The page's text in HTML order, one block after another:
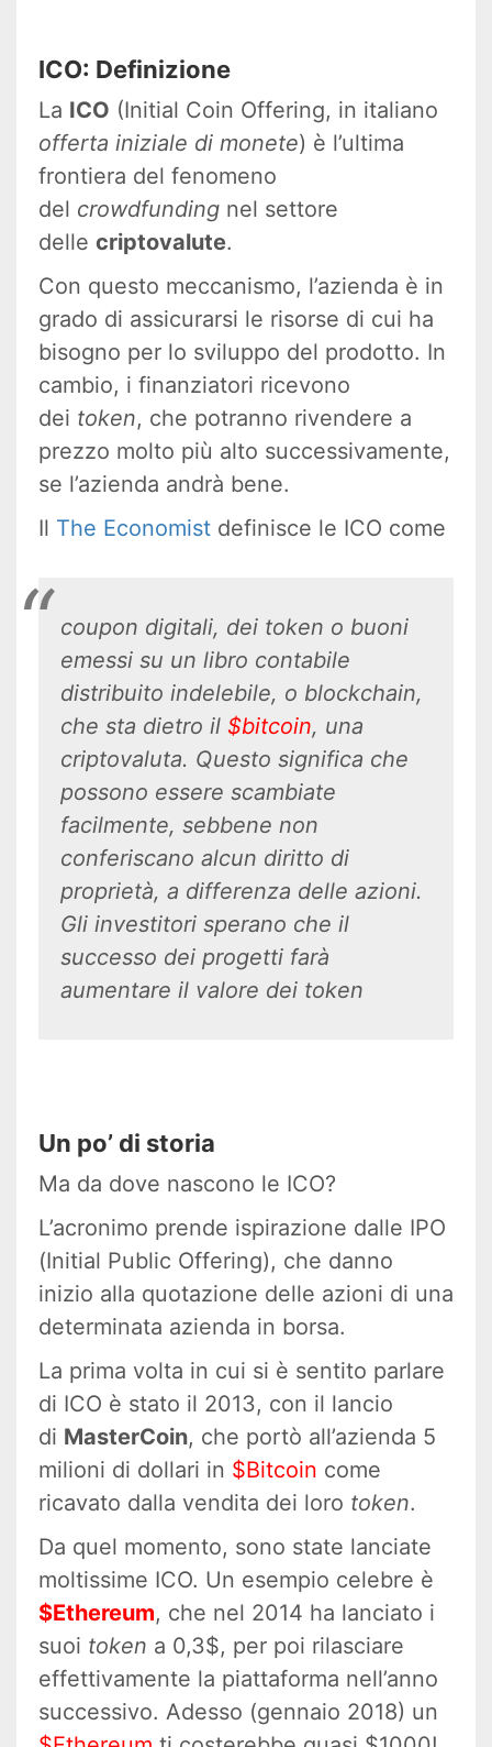
ICO: Definizione
La ICO (Initial Coin Offering, in italiano
offerta iniziale di monete) è l’ultima
frontiera del fenomeno
del crowdfunding nel settore
delle criptovalute.
Con questo meccanismo, l’azienda è in
grado di assicurarsi le risorse di cui ha
bisogno per lo sviluppo del prodotto. In
cambio, i finanziatori ricevono
dei token, che potranno rivendere a
prezzo molto più alto successivamente,
se l’azienda andrà bene.
Il The Economist definisce le ICO come
coupon digitali, dei token o buoni
emessi su un libro contabile
distribuito indelebile, o blockchain,
che sta dietro il $bitcoin, una
criptovaluta. Questo significa che
possono essere scambiate
facilmente, sebbene non
conferiscano alcun diritto di
proprietà, a differenza delle azioni.
Gli investitori sperano che il
successo dei progetti farà
aumentare il valore dei token
Un po’ di storia
Ma da dove nascono le ICO?
L’acronimo prende ispirazione dalle IPO
(Initial Public Offering), che danno
inizio alla quotazione delle azioni di una
determinata azienda in borsa.
La prima volta in cui si è sentito parlare
di ICO è stato il 2013, con il lancio
di MasterCoin, che portò all’azienda 5
milioni di dollari in $Bitcoin come
ricavato dalla vendita dei loro token.
Da quel momento, sono state lanciate
moltissime ICO. Un esempio celebre è
$Ethereum, che nel 2014 ha lanciato i
suoi token a 0,3$, per poi rilasciare
effettivamente la piattaforma nell’anno
successivo. Adesso (gennaio 2018) un